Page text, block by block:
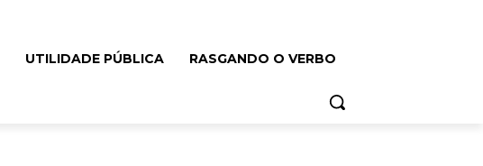
UTILIDADE PÚBLICA RASGANDO O VERBO